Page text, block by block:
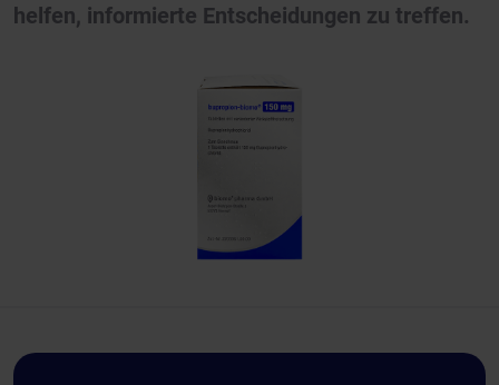
helfen, informierte Entscheidungen zu treffen.